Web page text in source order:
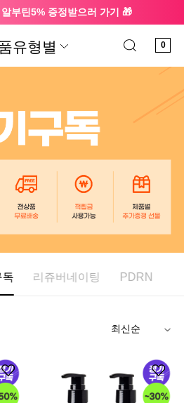
알부틴5% 증정받으러 가기 🎁
0
유형별
독 리쥬버네이팅 PDRN